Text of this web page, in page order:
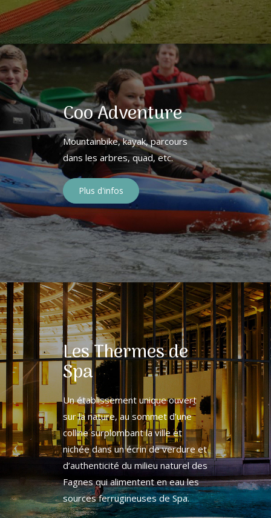
Coo Adventure
Mountainbike, kayak, parcours
dans les arbres, quad, etc.
Plus d'infos
Les Thermes de
Spa
Un établissement unique ouvert
sur la nature, au sommet d’une
colline surplombant la ville et
nichée dans un écrin de verdure et
d’authenticité du milieu naturel des
Fagnes qui alimentent en eau les
sources ferrugineuses de Spa.